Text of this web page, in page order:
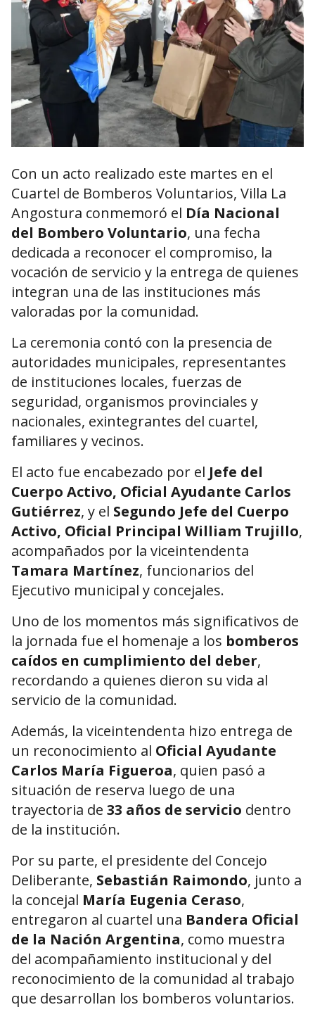
Con un acto realizado este martes en el
Cuartel de Bomberos Voluntarios, Villa La
Angostura conmemoró el Día Nacional
del Bombero Voluntario, una fecha
dedicada a reconocer el compromiso, la
vocación de servicio y la entrega de quienes
integran una de las instituciones más
valoradas por la comunidad.
La ceremonia contó con la presencia de
autoridades municipales, representantes
de instituciones locales, fuerzas de
seguridad, organismos provinciales y
nacionales, exintegrantes del cuartel,
familiares y vecinos.
El acto fue encabezado por el Jefe del
Cuerpo Activo, Oficial Ayudante Carlos
Gutiérrez, y el Segundo Jefe del Cuerpo
Activo, Oficial Principal William Trujillo,
acompañados por la viceintendenta
Tamara Martínez, funcionarios del
Ejecutivo municipal y concejales.
Uno de los momentos más significativos de
la jornada fue el homenaje a los bomberos
caídos en cumplimiento del deber,
recordando a quienes dieron su vida al
servicio de la comunidad.
Además, la viceintendenta hizo entrega de
un reconocimiento al Oficial Ayudante
Carlos María Figueroa, quien pasó a
situación de reserva luego de una
trayectoria de 33 años de servicio dentro
de la institución.
Por su parte, el presidente del Concejo
Deliberante, Sebastián Raimondo, junto a
la concejal María Eugenia Ceraso,
entregaron al cuartel una Bandera Oficial
de la Nación Argentina, como muestra
del acompañamiento institucional y del
reconocimiento de la comunidad al trabajo
que desarrollan los bomberos voluntarios.